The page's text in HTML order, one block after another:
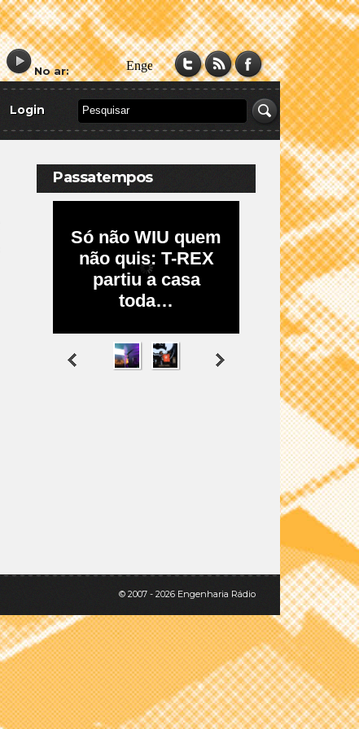
No ar:
Login
Passatempos
© 2007 - 2026 Engenharia Rádio